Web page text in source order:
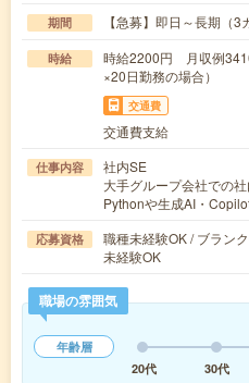
期間 【急募】即日～長期（3
時給
時給2200円 月収例
×20日勤務の場合）
交通費
交通費支給
仕事内容
社内SE
大手グループ会社での
Pythonや生成AI・
応募資格
職種未経験OK / ブラン
未経験OK
職場の雰囲気
年齢層
20代
30代